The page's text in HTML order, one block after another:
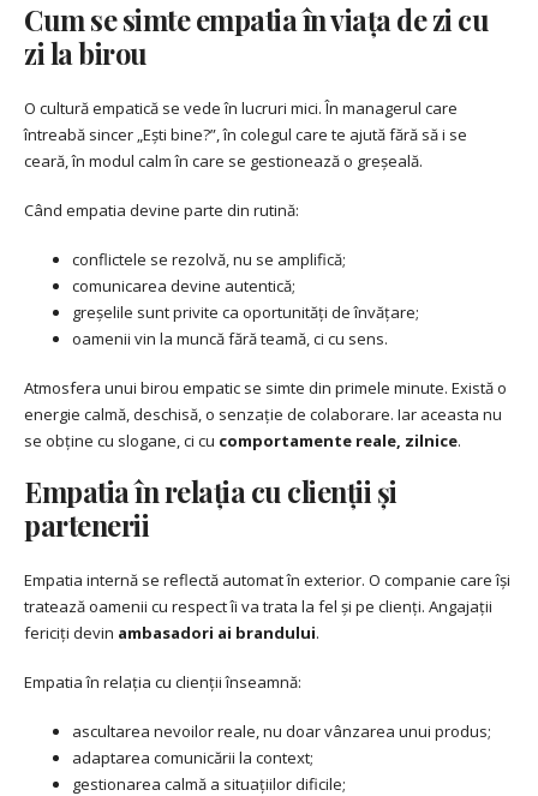
Cum se simte empatia în viața de zi cu
zi la birou
O cultură empatică se vede în lucruri mici. În managerul care
întreabă sincer „Ești bine?”, în colegul care te ajută fără să i se
ceară, în modul calm în care se gestionează o greșeală.
Când empatia devine parte din rutină:
conflictele se rezolvă, nu se amplifică;
comunicarea devine autentică;
greșelile sunt privite ca oportunități de învățare;
oamenii vin la muncă fără teamă, ci cu sens.
Atmosfera unui birou empatic se simte din primele minute. Există o
energie calmă, deschisă, o senzație de colaborare. Iar aceasta nu
se obține cu slogane, ci cu comportamente reale, zilnice.
Empatia în relația cu clienții și
partenerii
Empatia internă se reflectă automat în exterior. O companie care își
tratează oamenii cu respect îi va trata la fel și pe clienți. Angajații
fericiți devin ambasadori ai brandului.
Empatia în relația cu clienții înseamnă:
ascultarea nevoilor reale, nu doar vânzarea unui produs;
adaptarea comunicării la context;
gestionarea calmă a situațiilor dificile;